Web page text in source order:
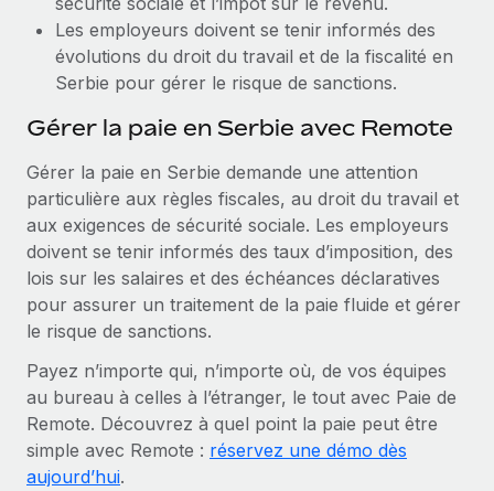
Les employeurs doivent se tenir informés des
évolutions du droit du travail et de la fiscalité en
Serbie pour gérer le risque de sanctions.
Gérer la paie en Serbie avec Remote
Gérer la paie en Serbie demande une attention
particulière aux règles fiscales, au droit du travail et
aux exigences de sécurité sociale. Les employeurs
doivent se tenir informés des taux d’imposition, des
lois sur les salaires et des échéances déclaratives
pour assurer un traitement de la paie fluide et gérer
le risque de sanctions.
Payez n’importe qui, n’importe où, de vos équipes
au bureau à celles à l’étranger, le tout avec Paie de
Remote. Découvrez à quel point la paie peut être
simple avec Remote : réservez une démo dès
aujourd’hui.